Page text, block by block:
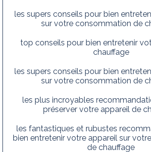
les supers conseils pour bien
sur votre consommation de
top conseils pour bien entretenir
chauffage
les supers conseils pour bien
sur votre consommation de
les plus incroyables
préserver votre appareil de
les fantastiques et rubustes
bien entretenir votre appareil sur
de chauffage